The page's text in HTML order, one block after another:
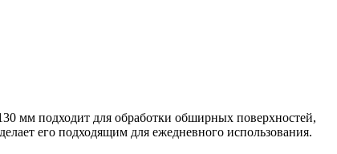
мм подходит для обработки обширных поверхностей,
его подходящим для ежедневного использования.